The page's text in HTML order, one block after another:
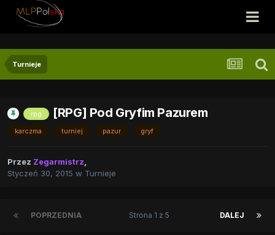
Turnieje
rpg [RPG] Pod Gryfim Pazurem
karczma turniej pazur gryf
Przez Zegarmistrz,
Styczeń 30, 2015 w Turnieje
POPRZEDNIA DALEJ
Strona 1 z 5